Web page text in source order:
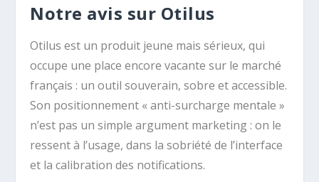
Notre avis sur Otilus
Otilus est un produit jeune mais sérieux, qui
occupe une place encore vacante sur le marché
français : un outil souverain, sobre et accessible.
Son positionnement « anti-surcharge mentale »
n’est pas un simple argument marketing : on le
ressent à l’usage, dans la sobriété de l’interface
et la calibration des notifications.